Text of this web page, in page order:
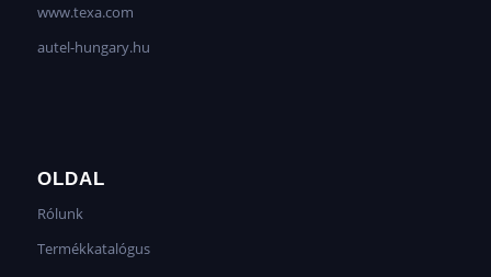
www.texa.com
autel-hungary.hu
OLDAL
Rólunk
Termékkatalógus